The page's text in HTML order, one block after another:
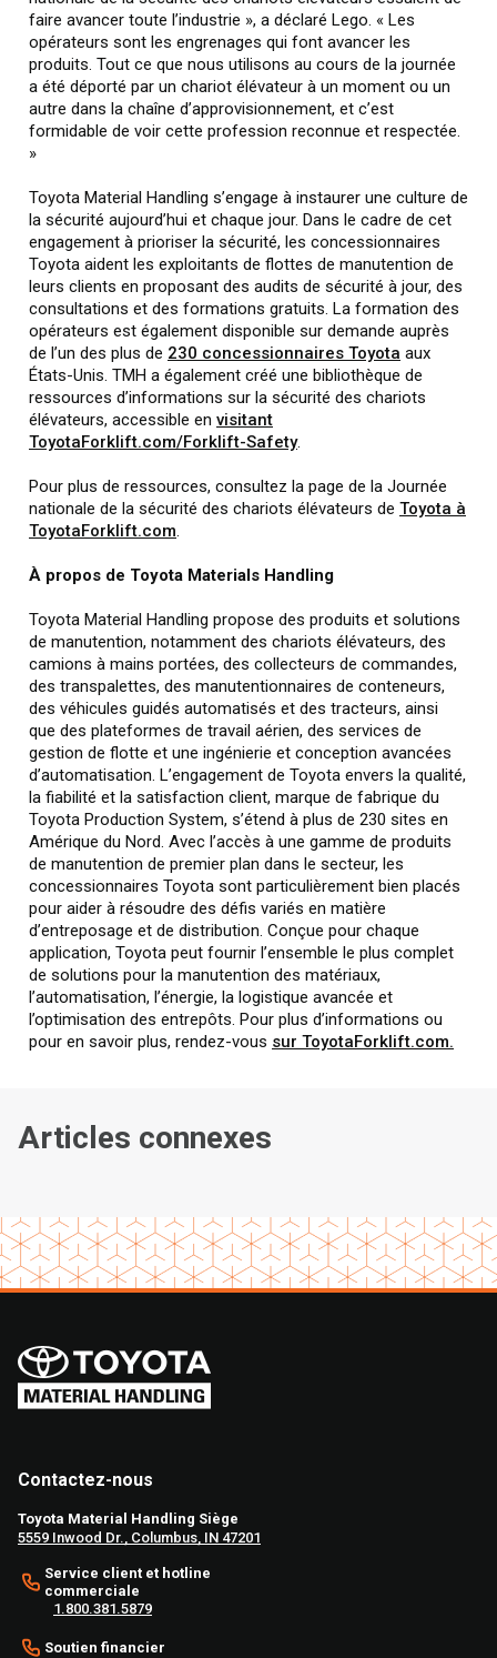
faire avancer toute l’industrie », a déclaré Lego. « Les
opérateurs sont les engrenages qui font avancer les
produits. Tout ce que nous utilisons au cours de la journée
a été déporté par un chariot élévateur à un moment ou un
autre dans la chaîne d’approvisionnement, et c’est
formidable de voir cette profession reconnue et respectée.
»
Toyota Material Handling s’engage à instaurer une culture de
la sécurité aujourd’hui et chaque jour. Dans le cadre de cet
engagement à prioriser la sécurité, les concessionnaires
Toyota aident les exploitants de flottes de manutention de
leurs clients en proposant des audits de sécurité à jour, des
consultations et des formations gratuits. La formation des
opérateurs est également disponible sur demande auprès
de l’un des plus de 230 concessionnaires Toyota aux
États-Unis. TMH a également créé une bibliothèque de
ressources d’informations sur la sécurité des chariots
élévateurs, accessible en visitant
ToyotaForklift.com/Forklift-Safety.
Pour plus de ressources, consultez la page de la Journée
nationale de la sécurité des chariots élévateurs de Toyota à
ToyotaForklift.com.
À propos de Toyota Materials Handling
Toyota Material Handling propose des produits et solutions
de manutention, notamment des chariots élévateurs, des
camions à mains portées, des collecteurs de commandes,
des transpalettes, des manutentionnaires de conteneurs,
des véhicules guidés automatisés et des tracteurs, ainsi
que des plateformes de travail aérien, des services de
gestion de flotte et une ingénierie et conception avancées
d’automatisation. L’engagement de Toyota envers la qualité,
la fiabilité et la satisfaction client, marque de fabrique du
Toyota Production System, s’étend à plus de 230 sites en
Amérique du Nord. Avec l’accès à une gamme de produits
de manutention de premier plan dans le secteur, les
concessionnaires Toyota sont particulièrement bien placés
pour aider à résoudre des défis variés en matière
d’entreposage et de distribution. Conçue pour chaque
application, Toyota peut fournir l’ensemble le plus complet
de solutions pour la manutention des matériaux,
l’automatisation, l’énergie, la logistique avancée et
l’optimisation des entrepôts. Pour plus d’informations ou
pour en savoir plus, rendez-vous sur ToyotaForklift.com.
Articles connexes
Contactez-nous
Toyota Material Handling Siège
5559 Inwood Dr., Columbus, IN 47201
Service client et hotline
commerciale
1.800.381.5879
Soutien financier